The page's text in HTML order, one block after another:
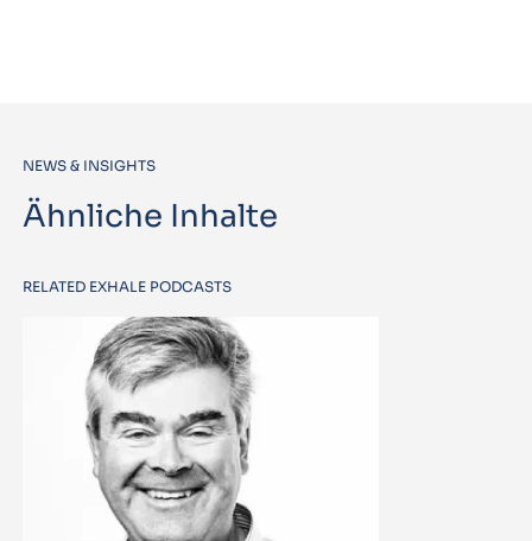
NEWS & INSIGHTS
Ähnliche Inhalte
RELATED EXHALE PODCASTS